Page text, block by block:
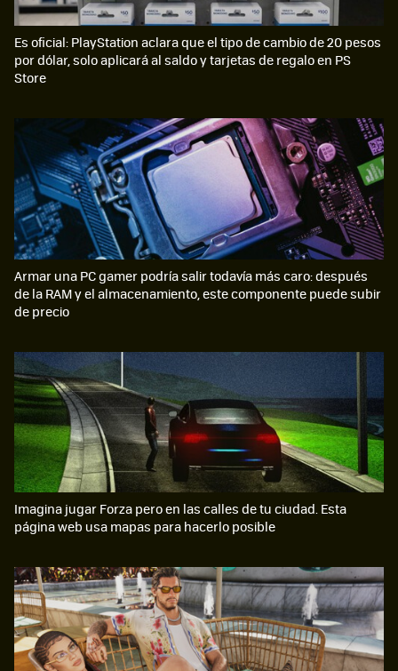
Es oficial: PlayStation aclara que el tipo de cambio de 20 pesos
por dólar, solo aplicará al saldo y tarjetas de regalo en PS
Store
Armar una PC gamer podría salir todavía más caro: después
de la RAM y el almacenamiento, este componente puede subir
de precio
Imagina jugar Forza pero en las calles de tu ciudad. Esta
página web usa mapas para hacerlo posible